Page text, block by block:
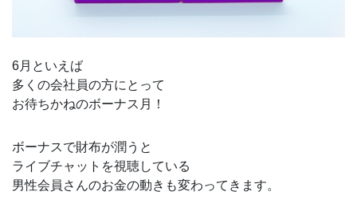
6月といえば
多くの会社員の方にとって
お待ちかねのボーナス月！
ボーナスで財布が潤うと
ライブチャットを視聴している
男性会員さんのお金の動きも変わってきます。